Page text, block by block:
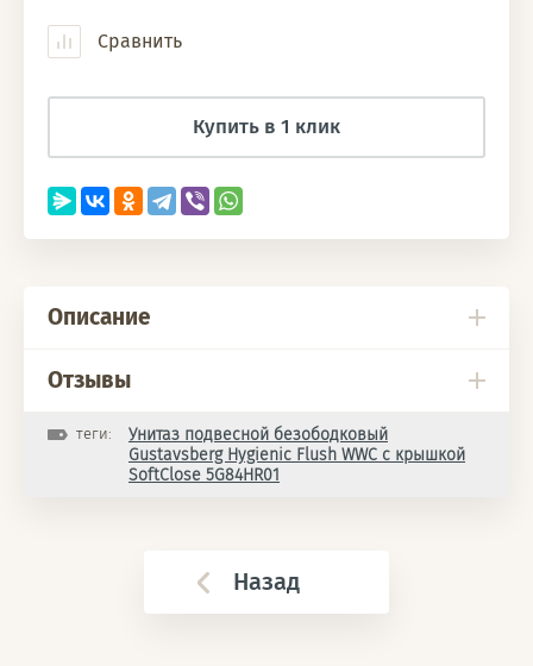
Сравнить
Купить в 1 клик
Описание
Отзывы
теги:
Унитаз подвесной безободковый
Gustavsberg Hygienic Flush WWC с крышкой
SoftClose 5G84HR01
Назад